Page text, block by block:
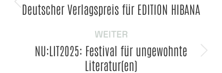
Vorheriger
Deutscher Verlagspreis für EDITION HIBANA
WEITER
Nächster
NU:LIT2025: Festival für ungewohnte
Literatur(en)